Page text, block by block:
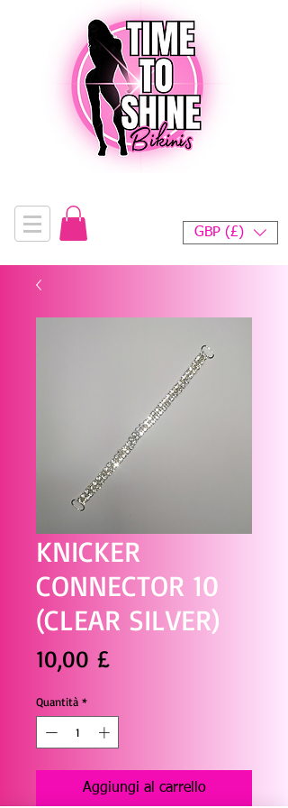
GBP (£)
KNICKER
CONNECTOR 10
(CLEAR SILVER)
10,00 £Prezzo
Quantità *
Aggiungi al carrello